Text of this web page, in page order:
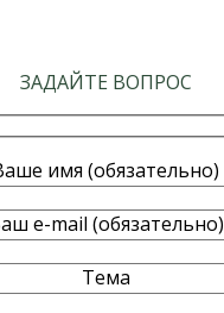
ЗАДАЙТЕ ВОПРОС
имя (обязательно)
e-mail (обязательно)
Тема